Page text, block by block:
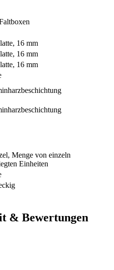
16 mm
16 mm
16 mm
Menge von einzeln
Einheiten
& Bewertungen